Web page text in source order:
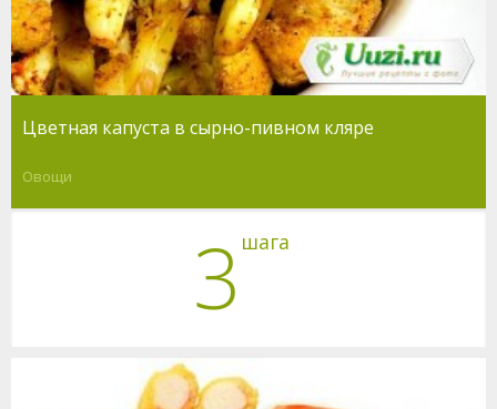
Цветная капуста в сырно-пивном кляре
Овощи
3 шага